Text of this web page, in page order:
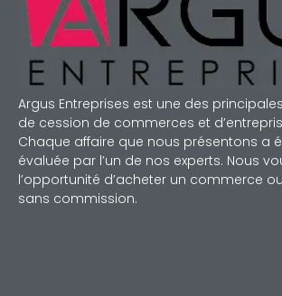
Argus Entreprises est une des
de cession de commerces et
Chaque affaire que nous présentons a
évaluée par l’un de nos experts. Nous
l’opportunité d’acheter un commerce
sans commission.